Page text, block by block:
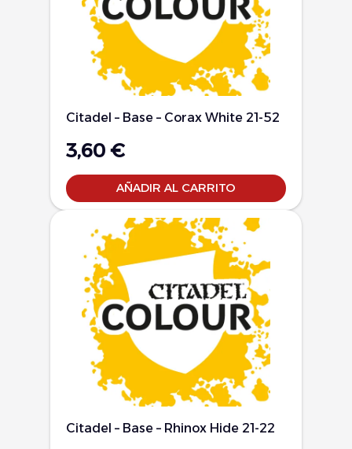
Citadel – Base – Corax White 21-52
3,60 €
AÑADIR AL CARRITO
Citadel – Base – Rhinox Hide 21-22